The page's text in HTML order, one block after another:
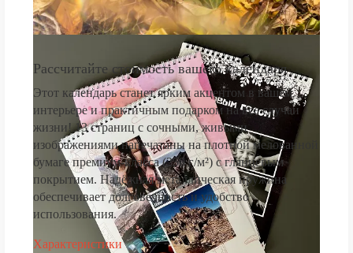
Рассчитайте стоимость вашего календаря
Этот календарь станет ярким акцентом в вашем
интерьере и практичным подарком на все случаи
жизни! 13 страниц с сочными, живыми
изображениями напечатаны на плотной мелованной
бумаге премиум-класса (250 г/м²) с глянцевым
покрытием. Надёжная металлическая пружина
обеспечивает долговечность и удобство
использования.
Характеристики